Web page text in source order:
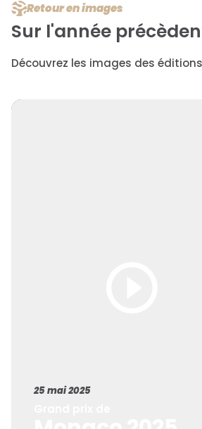
Retour en images
Sur l'année
Découvrez les images des
25 mai 2025